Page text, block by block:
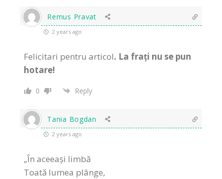
Remus Pravat
2 years ago
Felicitari pentru articol. La frați nu se pun
hotare!
0 Reply
Tania Bogdan
2 years ago
„În aceeași limbă
Toată lumea plânge,